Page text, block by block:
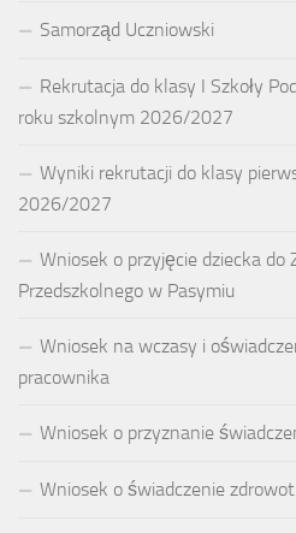
Samorząd Uczniowski
Rekrutacja do klasy I Szkoły
roku szkolnym 2026/2027
Wyniki rekrutacji do klasy
2026/2027
Wniosek o przyjęcie dziecka do
Przedszkolnego w Pasymiu
Wniosek na wczasy i
pracownika
Wniosek o przyznanie
Wniosek o świadczenie